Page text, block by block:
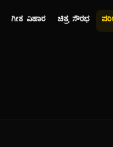
ಗೀತ ವಿಹಾರ ಚಿತ್ರ ಸೌರಭ